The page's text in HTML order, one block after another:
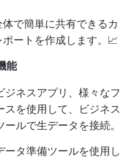
で簡単に共有できるカ
ートを作成します。📈
能
ジネスアプリ、様々なフ
スを使用して、ビジネス
ルで生データを接続。
ータ準備ツールを使用し